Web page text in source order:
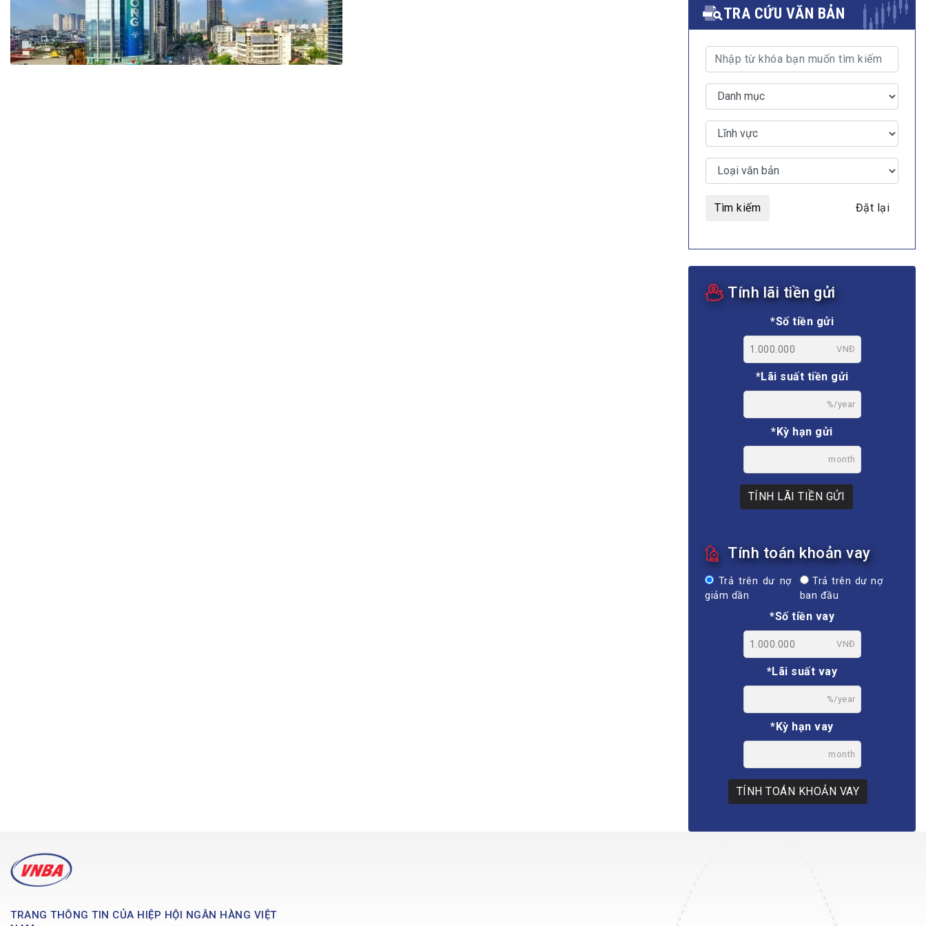
Bộ Chuẩn mực Đạo đức nghề nghiệp
Đối tác
Đấu giá tài sản
Thanh toán –Thẻ
Nhà quản trị
MULTIMEDIA
Video
E-magazines
TRA CỨU VĂN BẢN
Tìm kiếm Đặt lại
Tính lãi tiền gửi
*Số tiền gửi
VNĐ
*Lãi suất tiền gửi
%/year
*Kỳ hạn gửi
month
TÍNH LÃI TIỀN GỬI
Tính toán khoản vay
Trả trên dư nợ
giảm dần
Trả trên dư nợ
ban đầu
*Số tiền vay
VNĐ
*Lãi suất vay
%/year
*Kỳ hạn vay
month
TÍNH TOÁN KHOẢN VAY
TRANG THÔNG TIN CỦA HIỆP HỘI NGÂN HÀNG VIỆT